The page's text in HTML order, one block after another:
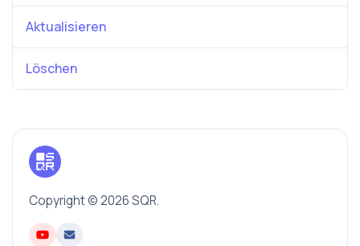
Aktualisieren
Löschen
Copyright © 2026 SQR.